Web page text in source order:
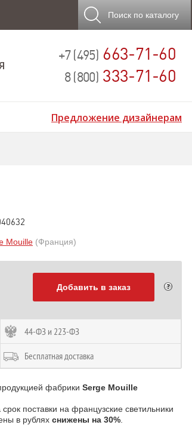
Поиск по каталогу
+7 (495) 663-71-60
8 (800) 333-71-60
Предложение дизайнерам
Mouille (Франция)
Добавить в заказ
44-ФЗ и 223-ФЗ
Бесплатная доставка
фабрики Serge Mouille
срок поставки на французские светильники
в рублях снижены на 30%